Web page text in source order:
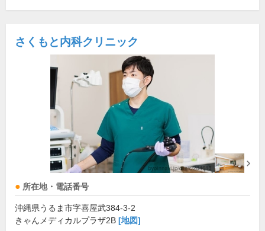
さくもと内科クリニック
所在地・電話番号
沖縄県うるま市字喜屋武384-3-2
きゃんメディカルプラザ2B [地図]